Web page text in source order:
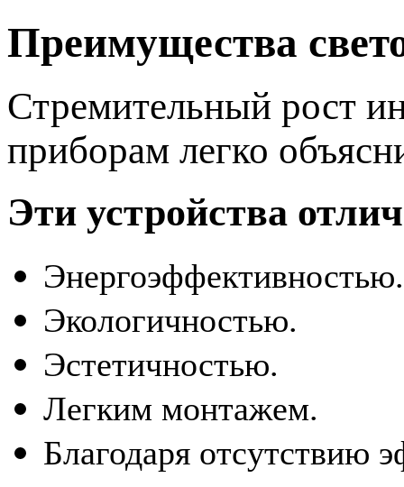
Преимущества
Стремительный рост
приборам легко
Эти устройства
Энергоэффективностью.
Экологичностью.
Эстетичностью.
Легким монтажем.
Благодаря отсутствию